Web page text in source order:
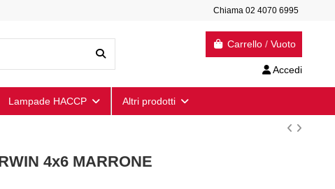
Chiama 02 4070 6995
Carrello / Vuoto
Accedi
Lampade HACCP Altri prodotti
4x6 MARRONE